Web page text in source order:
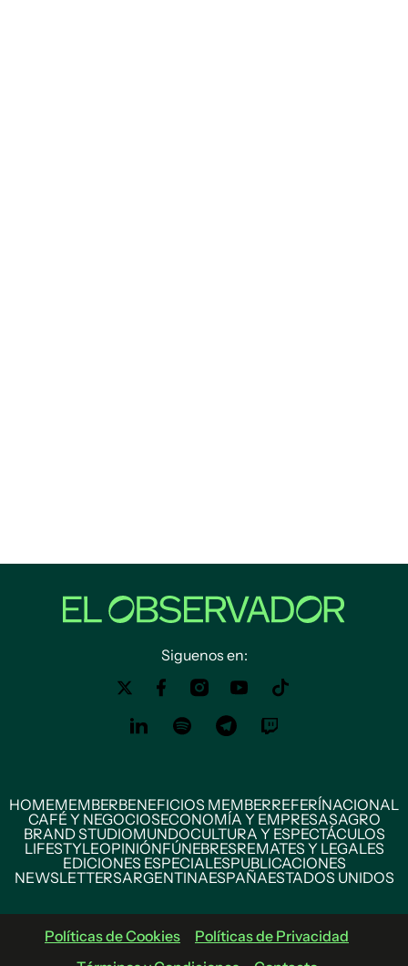
Siguenos en:
HOMEMEMBERBENEFICIOS MEMBERREFERÍNACIONAL
CAFÉ Y NEGOCIOSECONOMÍA Y EMPRESASAGRO
BRAND STUDIOMUNDOCULTURA Y ESPECTÁCULOS
LIFESTYLEOPINIÓNFÚNEBRESREMATES Y LEGALES
EDICIONES ESPECIALESPUBLICACIONES
NEWSLETTERSARGENTINAESPAÑAESTADOS UNIDOS
Políticas de Cookies
Políticas de Privacidad